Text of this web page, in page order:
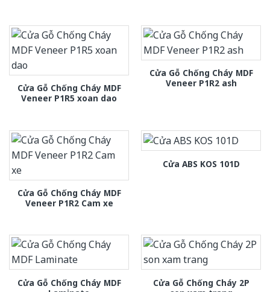
Cửa Gỗ Chống Cháy MDF
Veneer P1R5 xoan dao
Cửa Gỗ Chống Cháy MDF
Veneer P1R2 ash
Cửa Gỗ Chống Cháy MDF
Veneer P1R2 Cam xe
Cửa ABS KOS 101D
Cửa Gỗ Chống Cháy MDF
Cửa Gỗ Chống Cháy 2P